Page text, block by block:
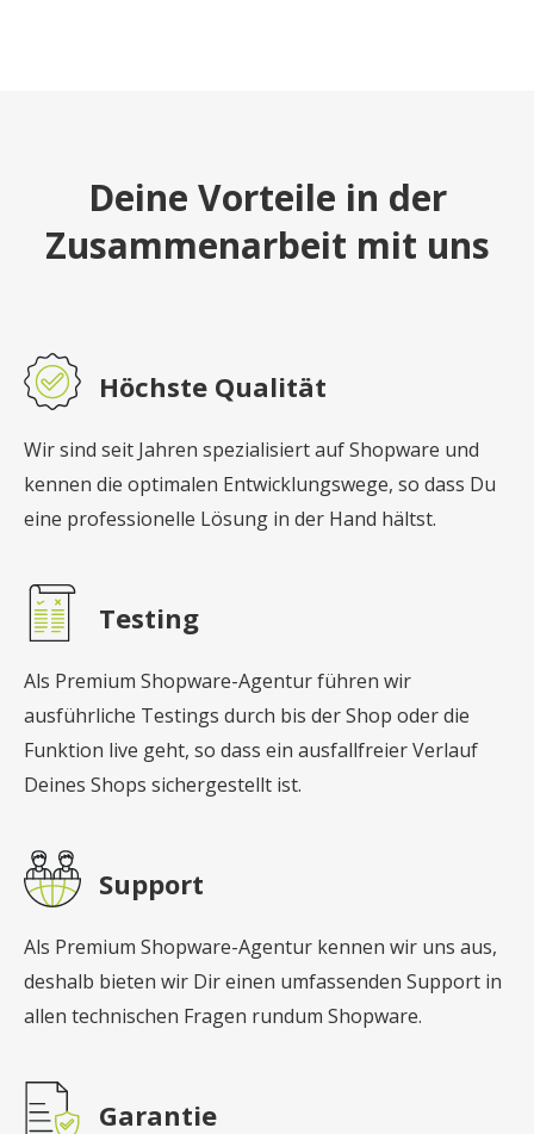
Deine Vorteile in der
Zusammenarbeit mit uns
Höchste Qualität
Wir sind seit Jahren spezialisiert auf Shopware und
kennen die optimalen Entwicklungswege, so dass Du
eine professionelle Lösung in der Hand hältst.
Testing
Als Premium Shopware-Agentur führen wir
ausführliche Testings durch bis der Shop oder die
Funktion live geht, so dass ein ausfallfreier Verlauf
Deines Shops sichergestellt ist.
Support
Als Premium Shopware-Agentur kennen wir uns aus,
deshalb bieten wir Dir einen umfassenden Support in
allen technischen Fragen rundum Shopware.
Garantie